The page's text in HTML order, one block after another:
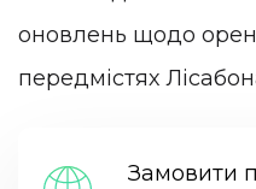
оновлень щодо
передмістях
Замовити